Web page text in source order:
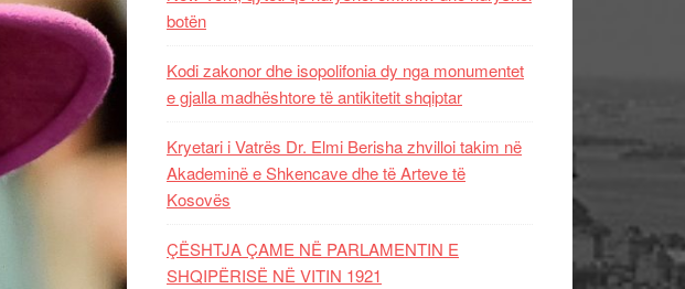
botën
Kodi zakonor dhe isopolifonia dy nga monumentet
e gjalla madhështore të antikitetit shqiptar
Kryetari i Vatrës Dr. Elmi Berisha zhvilloi takim në
Akademinë e Shkencave dhe të Arteve të
Kosovës
ÇËSHTJA ÇAME NË PARLAMENTIN E
SHQIPËRISË NË VITIN 1921